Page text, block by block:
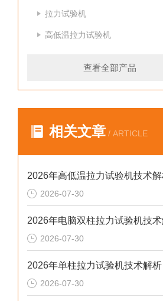
拉力试验机
高低温拉力试验机
查看全部产品
相关文章 / ARTICLE
2026-07-30
2026-07-30
2026-07-30